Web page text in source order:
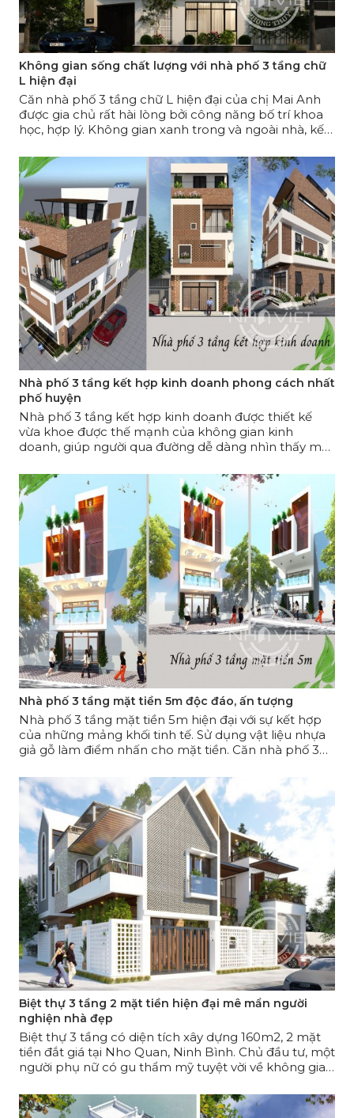
Không gian sống chất lượng với nhà phố 3 tầng chữ
L hiện đại
Căn nhà phố 3 tầng chữ L hiện đại của chị Mai Anh
được gia chủ rất hài lòng bởi công năng bố trí khoa
học, hợp lý. Không gian xanh trong và ngoài nhà, kết
nhược điểm khu đất thành ưu điểm là những lời
nhận xét dành cho căn nhà phố này.
Nhà phố 3 tầng kết hợp kinh doanh phong cách nhất
phố huyện
Nhà phố 3 tầng kết hợp kinh doanh được thiết kế
vừa khoe được thế mạnh của không gian kinh
doanh, giúp người qua đường dễ dàng nhìn thấy mặt
gian riêng tư cho những phòng sinh hoạt. Với thiết kế
ấn tượng và vô cùng phong cách, căn nhà phố 3
tầng kết hợp kinh doanh trông nổi bật nhất khu phố.
Nhà phố 3 tầng mặt tiền 5m độc đáo, ấn tượng
Nhà phố 3 tầng mặt tiền 5m hiện đại với sự kết hợp
của những mảng khối tinh tế. Sử dụng vật liệu nhựa
giả gỗ làm điểm nhấn cho mặt tiền. Căn nhà phố 3
Biệt thự 3 tầng 2 mặt tiền hiện đại mê mẩn người
nghiện nhà đẹp
Biệt thự 3 tầng có diện tích xây dựng 160m2, 2 mặt
tiền đắt giá tại Nho Quan, Ninh Bình. Chủ đầu tư, một
người phụ nữ có gu thẩm mỹ tuyệt vời về không gian
từ bản vẽ sơ bộ.